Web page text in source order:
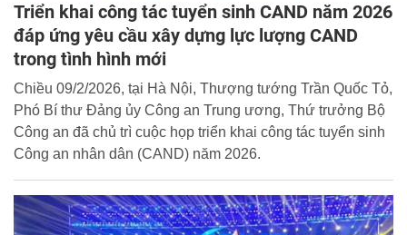
Triển khai công tác tuyển sinh CAND năm 2026
đáp ứng yêu cầu xây dựng lực lượng CAND
trong tình hình mới
Chiều 09/2/2026, tại Hà Nội, Thượng tướng Trần Quốc Tỏ,
Phó Bí thư Đảng ủy Công an Trung ương, Thứ trưởng Bộ
Công an đã chủ trì cuộc họp triển khai công tác tuyển sinh
Công an nhân dân (CAND) năm 2026.